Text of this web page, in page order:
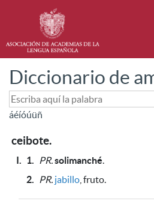
Diccionario de
áéíóúüñ
ceibote.
I. 1. PR.solimanché.
2.
PR. jabillo , fruto.